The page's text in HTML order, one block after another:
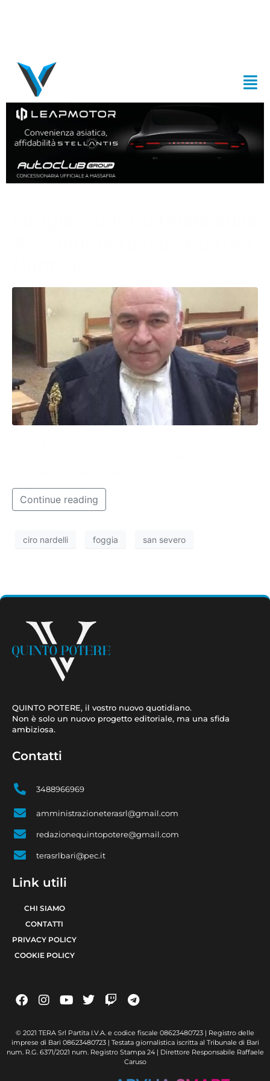
Continue reading
ciro nardelli foggia san severo
QUINTO POTERE, il vostro nuovo quotidiano.
Non è solo un nuovo progetto editoriale, ma una sfida
ambiziosa.
Contatti
3488966969
amministrazioneterasrl@gmail.com
redazionequintopotere@gmail.com
terasrlbari@pec.it
Link utili
CHI SIAMO
CONTATTI
PRIVACY POLICY
COOKIE POLICY
© 2021 TERA Srl Partita I.V.A. e codice fiscale 08623480723 | Registro delle
imprese di Bari 08623480723 | Testata giornalistica iscritta al Tribunale di Bari
num. R.G. 6371/2021 num. Registro Stampa 24 | Direttore Responsabile Raffaele
Caruso